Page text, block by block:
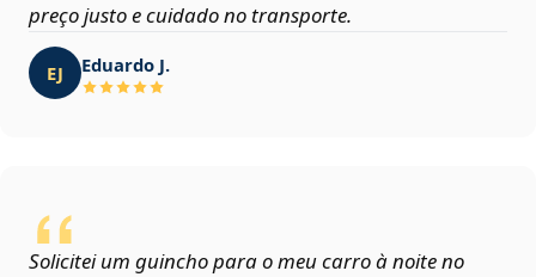
preço justo e cuidado no transporte.
EJ Eduardo J.
Solicitei um guincho para o meu carro à noite no